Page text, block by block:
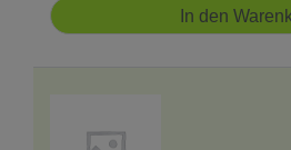
In den